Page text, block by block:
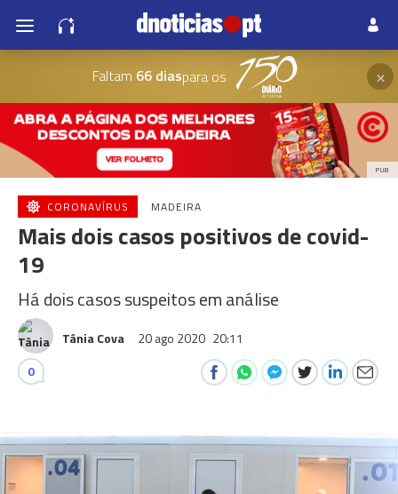
Faltam 66 diaspara os ×
PUB
CORONAVÍRUS MADEIRA
Mais dois casos positivos de covid-
19
Há dois casos suspeitos em análise
Tânia Cova 20 ago 2020 20:11
0